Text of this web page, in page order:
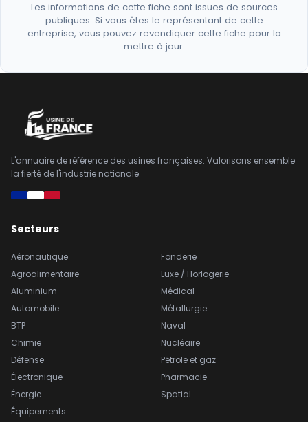
Les informations de cette fiche sont issues de sources
publiques. Si vous êtes le représentant de cette
entreprise, vous pouvez revendiquer cette fiche pour la
mettre à jour.
L'annuaire de référence des usines françaises. Valorisons ensemble
la fierté de l'industrie nationale.
Secteurs
Aéronautique
Agroalimentaire
Aluminium
Automobile
BTP
Chimie
Défense
Électronique
Énergie
Équipements
Fonderie
Luxe / Horlogerie
Médical
Métallurgie
Naval
Nucléaire
Pétrole et gaz
Pharmacie
Spatial